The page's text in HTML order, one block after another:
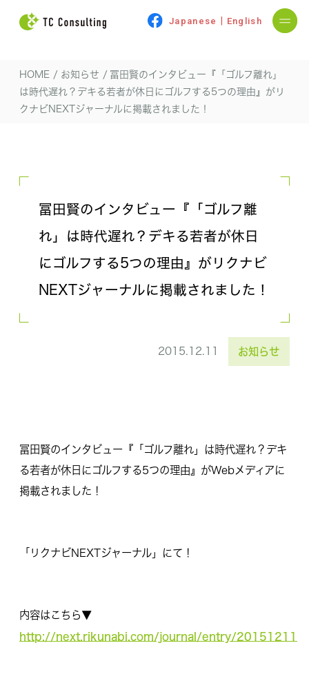
Japanese English
HOME / お知らせ / 冨田賢のインタビュー『「ゴルフ離れ」
は時代遅れ？デキる若者が休日にゴルフする5つの理由』がリ
クナビNEXTジャーナルに掲載されました！
冨田賢のインタビュー『「ゴルフ離
れ」は時代遅れ？デキる若者が休日
にゴルフする5つの理由』がリクナビ
NEXTジャーナルに掲載されました！
2015.12.11 お知らせ
冨田賢のインタビュー『「ゴルフ離れ」は時代遅れ？デキ
る若者が休日にゴルフする5つの理由』がWebメディアに
掲載されました！
「リクナビNEXTジャーナル」にて！
内容はこちら▼
http://next.rikunabi.com/journal/entry/20151211